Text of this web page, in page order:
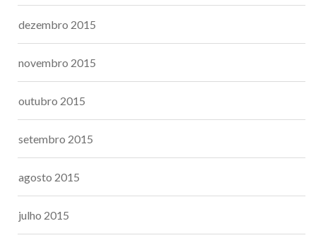
dezembro 2015
novembro 2015
outubro 2015
setembro 2015
agosto 2015
julho 2015